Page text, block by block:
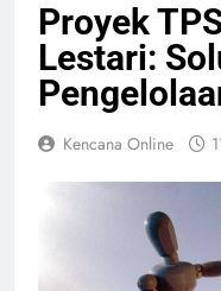
Proyek
Lestari:
Kencana Online